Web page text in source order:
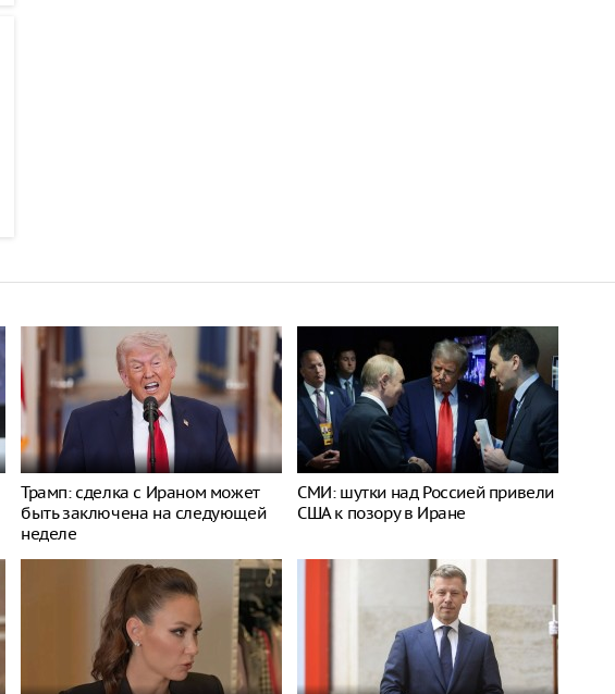
Трамп: сделка с Ираном может
быть заключена на следующей
неделе
СМИ: шутки над Россией привели
США к позору в Иране